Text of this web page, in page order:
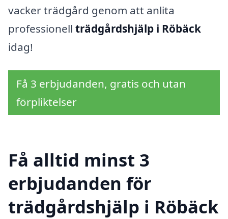
vacker trädgård genom att anlita
professionell trädgårdshjälp i Röbäck
idag!
Få 3 erbjudanden, gratis och utan
förpliktelser
Få alltid minst 3
erbjudanden för
trädgårdshjälp i Röbäck